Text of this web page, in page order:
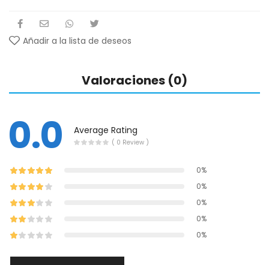
Añadir a la lista de deseos
Valoraciones (0)
0.0 Average Rating
( 0 Review )
0%
0%
0%
0%
0%